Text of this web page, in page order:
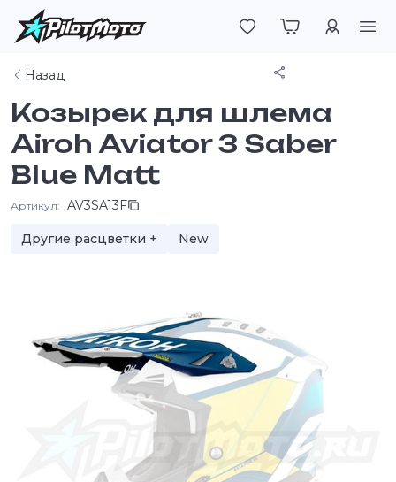
Войти
Назад
Козырек для шлема
Airoh Aviator 3 Saber
Blue Matt
Артикул: AV3SA13F
Другие расцветки + New